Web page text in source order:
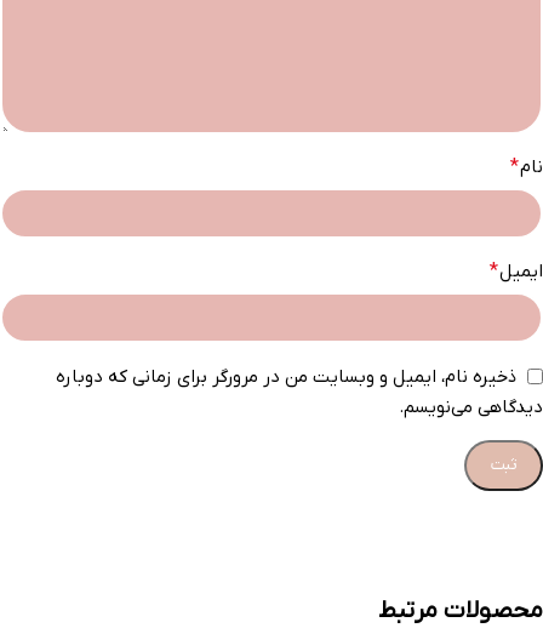
نام*
ایمیل*
ذخیره نام، ایمیل و وبسایت من در مرورگر برای زمانی که دوباره
دیدگاهی می‌نویسم.
محصولات مرتبط